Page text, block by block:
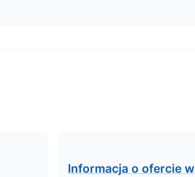
Informacja o ofercie w